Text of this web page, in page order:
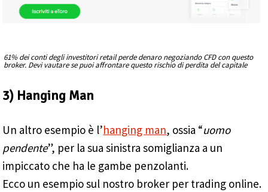
61% dei conti degli investitori retail perde denaro negoziando CFD con questo
broker. Devi vautare se puoi affrontare questo rischio di perdita del capitale
3) Hanging Man
Un altro esempio è l’hanging man, ossia “uomo
pendente”, per la sua sinistra somiglianza a un
impiccato che ha le gambe penzolanti.
Ecco un esempio sul nostro broker per trading online.